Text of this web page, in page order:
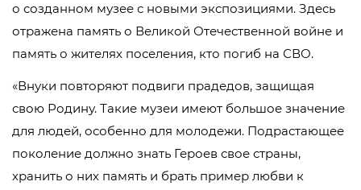
о созданном музее с новыми экспозициями. Здесь
отражена память о Великой Отечественной войне и
память о жителях поселения, кто погиб на СВО.
«Внуки повторяют подвиги прадедов, защищая
свою Родину. Такие музеи имеют большое значение
для людей, особенно для молодежи. Подрастающее
поколение должно знать Героев свое страны,
хранить о них память и брать пример любви к